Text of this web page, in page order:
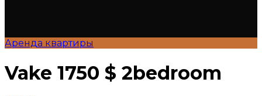
Аренда квартиры
Vake 1750 $ 2bedroom